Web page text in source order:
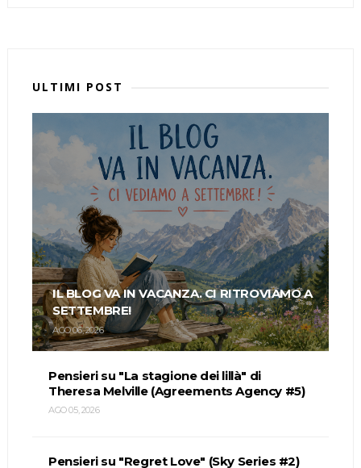
ULTIMI POST
IL BLOG VA IN VACANZA. CI RITROVIAMO A
SETTEMBRE!
AGO 06, 2026
Pensieri su "La stagione dei lillà" di
Theresa Melville (Agreements Agency #5)
AGO 05, 2026
Pensieri su "Regret Love" (Sky Series #2)